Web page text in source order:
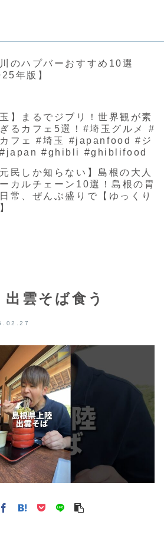
のハプバーおすすめ10選
年版】
玉】まるでジブリ！世界観が素
るカフェ5選！#埼玉グルメ #
フェ #埼玉 #japanfood #ジ
#japan #ghibli #ghiblifood
元民しか知らない】島根の大人
カルチェーン10選！島根の胃
常、ぜんぶ盛りで【ゆっくり
雲そば食う